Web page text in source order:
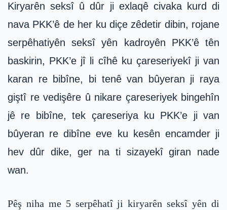
Kiryarên seksî û dûr ji exlaqê civaka kurd di
nava PKK’ê de her ku diçe zêdetir dibin, rojane
serpêhatiyên seksî yên kadroyên PKK’ê tên
baskirin, PKK’e jî li cîhê ku çareseriyekî ji van
karan re bibîne, bi tenê van bûyeran ji raya
giştî re vedişêre û nikare çareseriyek bingehîn
jê re bibîne, tek çareseriya ku PKK’e ji van
bûyeran re dibîne eve ku kesên encamder ji
hev dûr dike, ger na ti sizayekî giran nade
wan.
Pêş niha me 5 serpêhatî ji kiryarên seksî yên di